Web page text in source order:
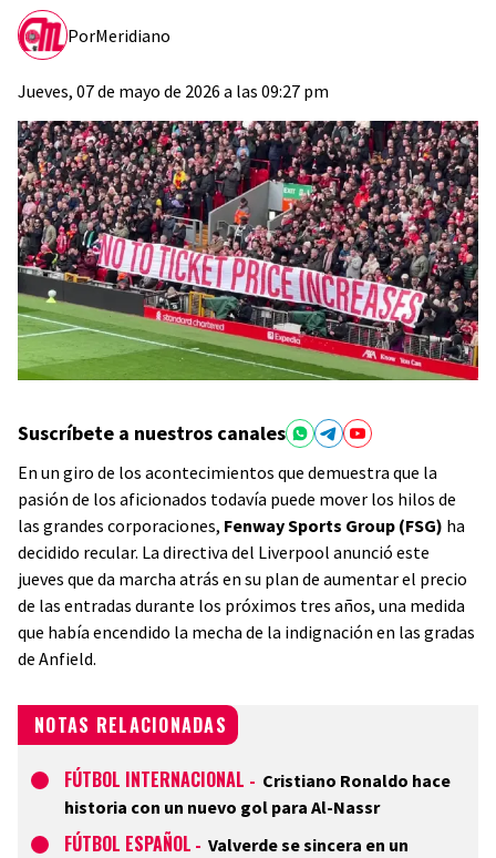
PorMeridiano
Jueves, 07 de mayo de 2026 a las 09:27 pm
Suscríbete a nuestros canales
En un giro de los acontecimientos que demuestra que la
pasión de los aficionados todavía puede mover los hilos de
las grandes corporaciones, Fenway Sports Group (FSG) ha
decidido recular. La directiva del Liverpool anunció este
jueves que da marcha atrás en su plan de aumentar el precio
de las entradas durante los próximos tres años, una medida
que había encendido la mecha de la indignación en las gradas
de Anfield.
NOTAS RELACIONADAS
FÚTBOL INTERNACIONAL - Cristiano Ronaldo hace
historia con un nuevo gol para Al-Nassr
FÚTBOL ESPAÑOL - Valverde se sincera en un